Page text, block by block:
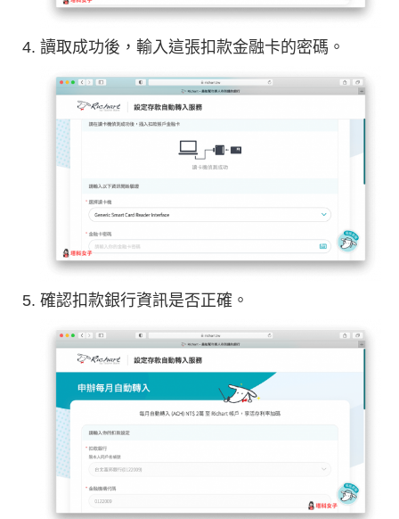
讀取成功後，輸入這張扣款金融卡的密碼。
確認扣款銀行資訊是否正確。